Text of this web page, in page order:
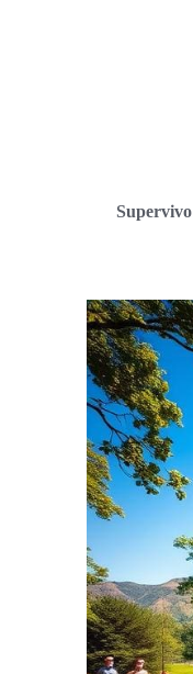
Supervivo